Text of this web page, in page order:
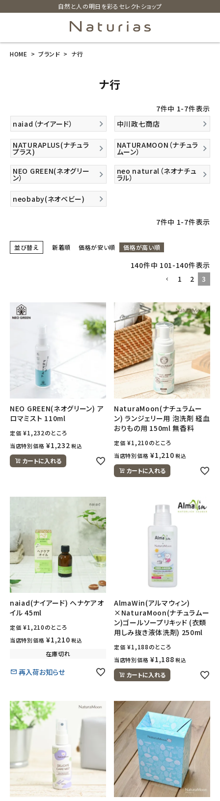
自然と人の明日を彩るセレクトショップ
新商品
カテゴリーから探す
美容・コスメ・香水
衛生用品
フェムケア
キッチン用品
フード・ドリンク
オリジナルブランド
ナチュラムーン
エコリュクス
エコメイト
アルマウィン
アルモニベルツ
コラム・スタッフのおすすめ
アカウント情報
ようこそ ゲスト 様
会員登録
HOME ブランド ナ行
ナ行
7件中 1-7件表示
naiad（ナイアード）
中川政七商店
NATURAPLUS(ナチュラ
プラス)
NATURAMOON（ナチュラ
ムーン）
NEO GREEN(ネオグリー
ン）
neo natural（ネオナチュ
ラル）
neobaby(ネオベビー)
7件中 1-7件表示
並び替え 新着順 価格が安い順 価格が高い順
140件中 101-140件表示
1
2 3
NEO GREEN(ネオグリーン) ア
ロマミスト 110ml
定価 ¥1,232のところ
当店特別価格 ¥1,232 税込
カートに入れる
NaturaMoon(ナチュラムー
ン) ランジェリー用 泡洗剤 経血
おりもの用 150ml 無香料
定価 ¥1,210のところ
当店特別価格 ¥1,210 税込
カートに入れる
naiad(ナイアード) ヘナケアオ
イル 45ml
定価 ¥1,210のところ
当店特別価格 ¥1,210 税込
在庫切れ
再入荷お知らせ
AlmaWin(アルマウィン)
×NaturaMoon(ナチュラムー
ン)ゴールソープリキッド (衣類
用しみ抜き液体洗剤) 250ml
定価 ¥1,188のところ
当店特別価格 ¥1,188 税込
カートに入れる